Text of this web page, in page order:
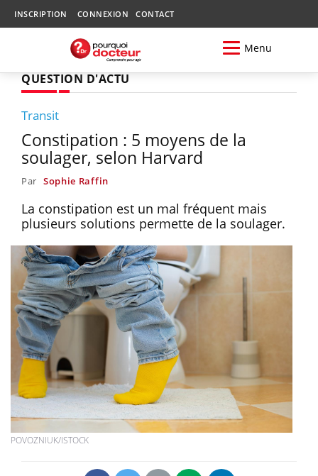
INSCRIPTION CONNEXION CONTACT
Menu
QUESTION D'ACTU
Transit
Constipation : 5 moyens de la
soulager, selon Harvard
Par Sophie Raffin
La constipation est un mal fréquent mais
plusieurs solutions permette de la soulager.
POVOZNIUK/ISTOCK